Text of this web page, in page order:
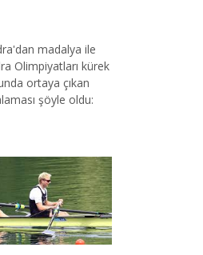
madalya ile
Olimpiyatları kürek
ortaya çıkan
şöyle oldu: